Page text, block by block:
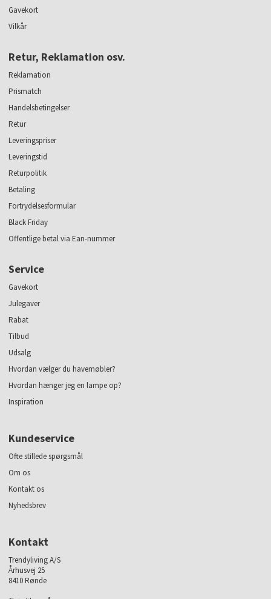
Gavekort
Vilkår
Retur, Reklamation osv.
Reklamation
Prismatch
Handelsbetingelser
Retur
Leveringspriser
Leveringstid
Returpolitik
Betaling
Fortrydelsesformular
Black Friday
Offentlige betal via Ean-nummer
Service
Gavekort
Julegaver
Rabat
Tilbud
Udsalg
Hvordan vælger du havemøbler?
Hvordan hænger jeg en lampe op?
Inspiration
Kundeservice
Ofte stillede spørgsmål
Om os
Kontakt os
Nyhedsbrev
Kontakt
Trendyliving A/S
Århusvej 25
8410 Rønde